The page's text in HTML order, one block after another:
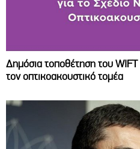
Δημόσια τοποθέτηση του WIFT
τον οπτικοακουστικό τομέα